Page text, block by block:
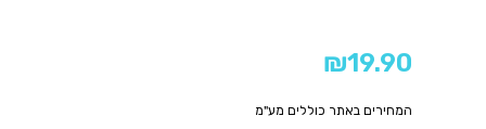
₪19.90
המחירים באתר כוללים מע"מ